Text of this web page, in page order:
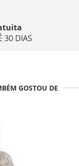
30 DIAS
GOSTOU DE